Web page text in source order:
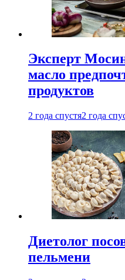
Эксперт
масло
продуктов
2 года спустя2 года
Диетолог
пельмени